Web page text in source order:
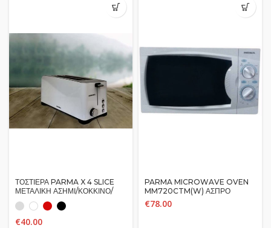
ΤΟΣΤΙΕΡΑ PARMA X 4 SLICE
ΜΕΤΑΛΙΚΗ ΑΣΗΜΙ/ΚΟΚΚΙΝΟ/
ΑΣΠΡΟ/ΜΑΥΡΟ THT-6012D
€40.00
PARMA MICROWAVE OVEN
MM720CTM(W) ΑΣΠΡΟ
700W
€78.00